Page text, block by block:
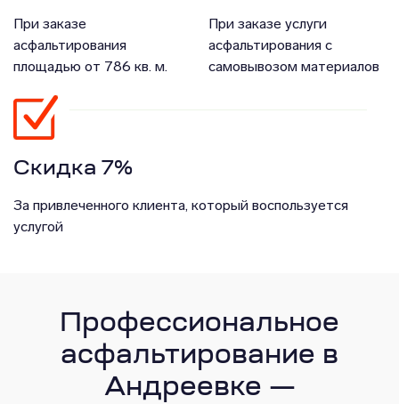
При заказе
асфальтирования
площадью от 786 кв. м.
При заказе услуги
асфальтирования с
самовывозом материалов
Скидка 7%
За привлеченного клиента, который воспользуется
услугой
Профессиональное
асфальтирование в
Андреевке —